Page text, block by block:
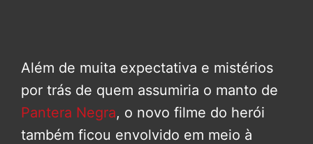
Além de muita expectativa e mistérios
por trás de quem assumiria o manto de
Pantera Negra, o novo filme do herói
também ficou envolvido em meio à